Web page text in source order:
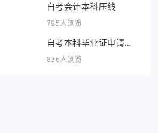
自考会计本科压线
795人浏览
自考本科毕业证申请条
件
836人浏览